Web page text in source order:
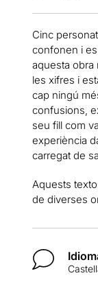
Cinc
confonen i
aquesta obra
les xifres i
cap ningú
confusions,
seu fill com
experiència
carregat de
Aquests
de diverses